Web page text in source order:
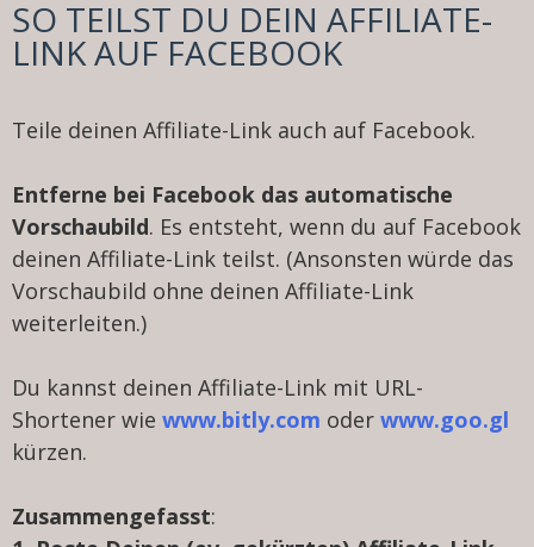
SO TEILST DU DEIN AFFILIATE-
LINK AUF FACEBOOK
Teile deinen Affiliate-Link auch auf Facebook.
Entferne bei Facebook das automatische
Vorschaubild. Es entsteht, wenn du auf Facebook
deinen Affiliate-Link teilst. (Ansonsten würde das
Vorschaubild ohne deinen Affiliate-Link
weiterleiten.)
Du kannst deinen Affiliate-Link mit URL-
Shortener wie www.bitly.com oder www.goo.gl
kürzen.
Zusammengefasst: